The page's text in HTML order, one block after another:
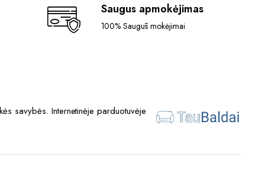
Saugus apmokėjimas
100% Saugūs mokėjimai
savybės. Internetinėje parduotuvėje